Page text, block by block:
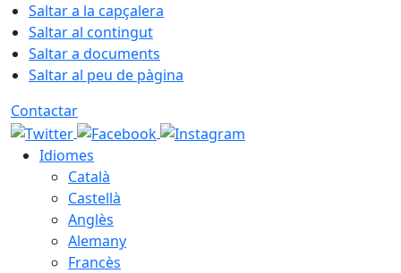
Saltar a la capçalera
Saltar al contingut
Saltar a documents
Saltar al peu de pàgina
Contactar
Idiomes
Català
Castellà
Anglès
Alemany
Francès